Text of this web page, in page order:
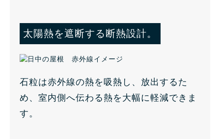
太陽熱を遮断する断熱設計。
石粒は赤外線の熱を吸熱し、放出するた
め、室内側へ伝わる熱を大幅に軽減できま
す。